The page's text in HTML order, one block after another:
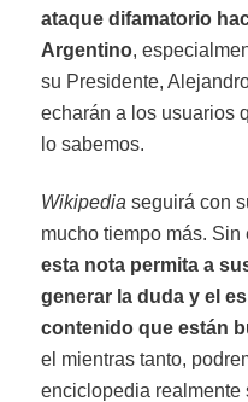
ataque difamatorio
Argentino,
su Presidente,
echarán a los usuarios
lo sabemos.
Wikipediaseguirá con
mucho tiempo más.
esta nota permita a
generar la duda y el
contenido que están
el mientras tanto,
enciclopedia realmente